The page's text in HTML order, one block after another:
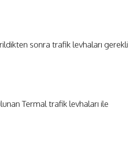
sonra trafik levhaları gerekli
Termal trafik levhaları ile